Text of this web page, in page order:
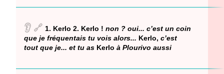
👂 🔗 1. Kerlo 2. Kerlo ! non ? oui... c’est un coin
que je fréquentais tu vois alors... Kerlo, c’est
tout que je... et tu as Kerlo à Plourivo aussi